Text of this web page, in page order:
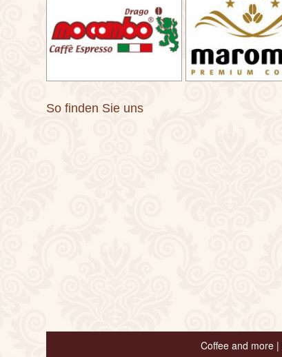
So finden Sie uns
Coffee and more |